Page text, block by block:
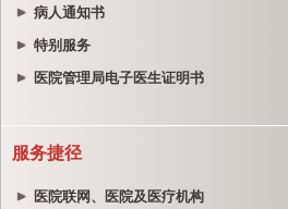
病人通知书
特别服务
医院管理局电子医生证明书
服务捷径
医院联网、医院及医疗机构